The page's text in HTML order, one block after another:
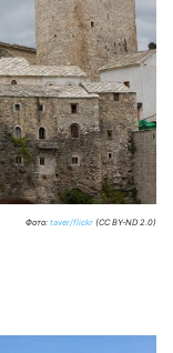
Фото: taver/flickr (CC BY-ND 2.0)